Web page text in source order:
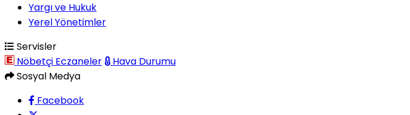
Yargı ve Hukuk
Yerel Yönetimler
Servisler
Nöbetçi Eczaneler
Hava Durumu
Sosyal Medya
Facebook